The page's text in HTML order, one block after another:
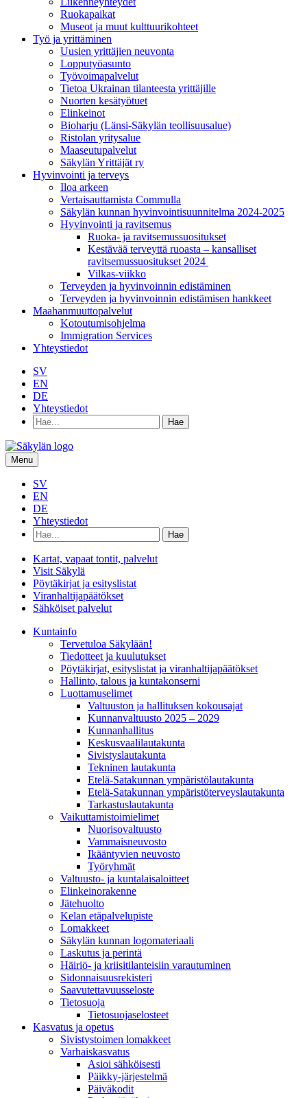
Ruokapaikat
Museot ja muut kulttuurikohteet
Työ ja yrittä­minen
Uusien yrittäjien neuvonta
Lopputyöasunto
Työvoimapalvelut
Tietoa Ukrainan tilanteesta yrittäjille
Nuorten kesätyötuet
Elinkeinot
Bioharju (Länsi-Säkylän teollisuusalue)
Ristolan yritysalue
Maaseutupalvelut
Säkylän Yrittäjät ry
Hyvinvointi ja terveys
Iloa arkeen
Vertaisauttamista Commulla
Säkylän kunnan hyvinvointisuunnitelma 2024-2025
Hyvinvointi ja ravitsemus
Ruoka- ja ravitsemussuositukset
Kestävää terveyttä ruoasta – kansalliset
ravitsemussuositukset 2024
Vilkas-viikko
Terveyden ja hyvinvoinnin edistäminen
Terveyden ja hyvinvoinnin edistämisen hankkeet
Maahanmuuttopalvelut
Kotoutumisohjelma
Immigration Services
Yhteystiedot
SV
EN
DE
Yhteystiedot
Hae
hakusanalla:
Menu
SV
EN
DE
Yhteystiedot
Hae
hakusanalla:
Kartat, vapaat tontit, palvelut
Visit Säkylä
Pöytäkirjat ja esityslistat
Viranhaltijapäätökset
Sähköiset palvelut
Kunta­info
Tervetuloa Säkylään!
Tiedotteet ja kuulutukset
Pöytäkirjat, esityslistat ja viranhaltijapäätökset
Hallinto, talous ja kuntakonserni
Luottamuselimet
Valtuuston ja hallituksen kokousajat
Kunnanvaltuusto 2025 – 2029
Kunnanhallitus
Keskusvaalilautakunta
Sivistyslautakunta
Tekninen lautakunta
Etelä-Satakunnan ympäristölautakunta
Etelä-Satakunnan ympäristöterveyslautakunta
Tarkastuslautakunta
Vaikuttamistoimielimet
Nuorisovaltuusto
Vammaisneuvosto
Ikääntyvien neuvosto
Työryhmät
Valtuusto- ja kuntalaisaloitteet
Elinkeinorakenne
Jätehuolto
Kelan etäpalvelupiste
Lomakkeet
Säkylän kunnan logomateriaali
Laskutus ja perintä
Häiriö- ja kriisitilanteisiin varautuminen
Sidonnaisuusrekisteri
Saavutettavuusseloste
Tietosuoja
Tietosuojaselosteet
Kasvatus ja opetus
Sivistystoimen lomakkeet
Varhaiskasvatus
Asioi sähköisesti
Päikky-järjestelmä
Päiväkodit